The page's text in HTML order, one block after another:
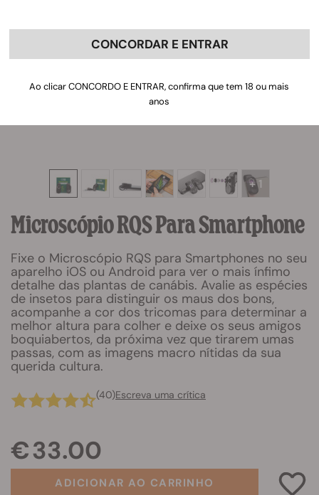
+ 1
Microscópio RQS Para Smartphone
Fixe o Microscópio RQS para Smartphones no seu
aparelho iOS ou Android para ver o mais ínfimo
detalhe das plantas de canábis. Avalie as espécies
de insetos para distinguir os maus dos bons,
acompanhe a cor dos tricomas para determinar a
melhor altura para colher e deixe os seus amigos
boquiabertos, da próxima vez que tirarem umas
passas, com as imagens macro nítidas da sua
querida cultura.
(40)Escreva uma crítica
€ 33.00
ADICIONAR AO CARRINHO
CONCORDAR E ENTRAR
Ao clicar CONCORDO E ENTRAR, confirma que tem 18 ou mais
anos